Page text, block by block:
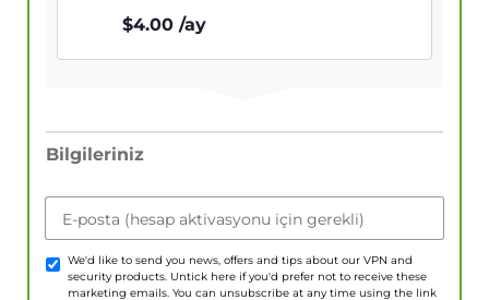
$4.00 /ay
Bilgileriniz
E-posta (hesap aktivasyonu için gerekli)
We'd like to send you news, offers and tips about our VPN and
security products. Untick here if you'd prefer not to receive these
marketing emails. You can unsubscribe at any time using the link